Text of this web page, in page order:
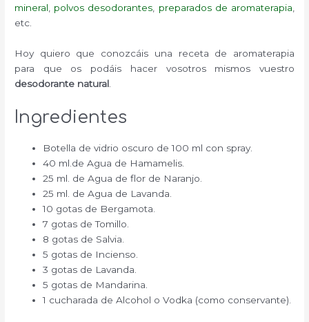
mineral
polvos desodorantes preparados de aromaterapia
etc.
Hoy quiero que conozcáis una receta de aromaterapia
para que os podáis hacer vosotros mismos vuestro
desodorante natural
Ingredientes
Botella de vidrio oscuro de 100 ml con spray.
40 ml.de Agua de Hamamelis.
25 ml. de Agua de flor de Naranjo.
25 ml. de Agua de Lavanda.
10 gotas de Bergamota.
7 gotas de Tomillo.
8 gotas de Salvia.
5 gotas de Incienso.
3 gotas de Lavanda.
5 gotas de Mandarina.
1 cucharada de Alcohol o Vodka (como conservante).